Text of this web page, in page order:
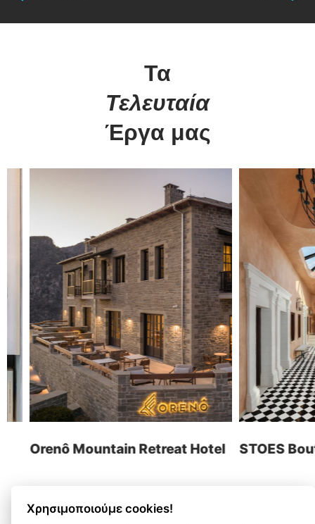
Τα
Τελευταία
Έργα μας
Orenô Mountain Retreat Hotel STOES
ΟΛΑ ΤΑ ΕΡΓΑ
e: info@wapp.gr
Ηλεκτρονικά Καταστήματα
Digital Marketing
Graphic Design
Web Εφαρμογές
Ξενοδοχεία
Ηλεκτρονική Τιμολόγηση
ακολουθήστε μας
επικοινωνία
Χρησιμοποιούμε cookies!